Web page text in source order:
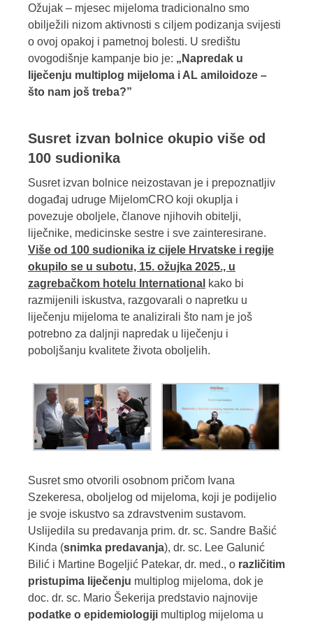
Ožujak – mjesec mijeloma tradicionalno smo
obilježili nizom aktivnosti s ciljem podizanja svijesti
o ovoj opakoj i pametnoj bolesti. U središtu
ovogodišnje kampanje bio je: „Napredak u
liječenju multiplog mijeloma i AL amiloidoze –
što nam još treba?”
Susret izvan bolnice okupio više od
100 sudionika
Susret izvan bolnice neizostavan je i prepoznatljiv
događaj udruge MijelomCRO koji okuplja i
povezuje oboljele, članove njihovih obitelji,
liječnike, medicinske sestre i sve zainteresirane.
Više od 100 sudionika iz cijele Hrvatske i regije
okupilo se u subotu, 15. ožujka 2025., u
zagrebačkom hotelu International kako bi
razmijenili iskustva, razgovarali o napretku u
liječenju mijeloma te analizirali što nam je još
potrebno za daljnji napredak u liječenju i
poboljšanju kvalitete života oboljelih.
Susret smo otvorili osobnom pričom Ivana
Szekeresa, oboljelog od mijeloma, koji je podijelio
je svoje iskustvo sa zdravstvenim sustavom.
Uslijedila su predavanja prim. dr. sc. Sandre Bašić
Kinda (snimka predavanja), dr. sc. Lee Galunić
Bilić i Martine Bogeljić Patekar, dr. med., o različitim
pristupima liječenju multiplog mijeloma, dok je
doc. dr. sc. Mario Šekerija predstavio najnovije
podatke o epidemiologiji multiplog mijeloma u